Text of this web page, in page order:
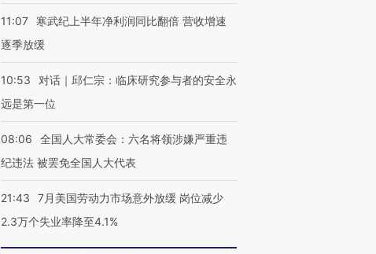
11:07
寒武纪上半年净利润同比翻倍 营收增速
逐季放缓
10:53
对话｜邱仁宗：临床研究参与者的安全永
远是第一位
08:06
全国人大常委会：六名将领涉嫌严重违
纪违法 被罢免全国人大代表
21:43
7月美国劳动力市场意外放缓 岗位减少
2.3万个失业率降至4.1%